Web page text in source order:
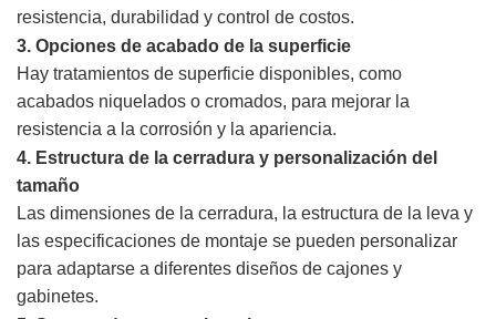
resistencia, durabilidad y control de costos.
3. Opciones de acabado de la superficie
Hay tratamientos de superficie disponibles, como
acabados niquelados o cromados, para mejorar la
resistencia a la corrosión y la apariencia.
4. Estructura de la cerradura y personalización del
tamaño
Las dimensiones de la cerradura, la estructura de la leva y
las especificaciones de montaje se pueden personalizar
para adaptarse a diferentes diseños de cajones y
gabinetes.